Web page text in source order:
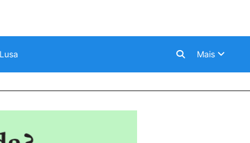
Mais